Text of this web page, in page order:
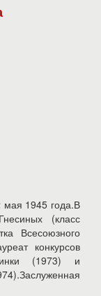
мая 1945 года.В
(класс
Всесоюзного
конкурсов
(1973) и